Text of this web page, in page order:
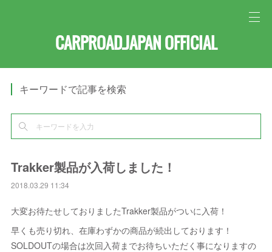
CARPROAD.JAPAN OFFICIAL
キーワードで記事を検索
Trakker製品が入荷しました！
2018.03.29 11:34
大変お待たせしておりましたTrakker製品がついに入荷！
早くも売り切れ、在庫わずかの商品が続出しております！
SOLDOUTの場合は次回入荷までお待ちいただく事になりますの